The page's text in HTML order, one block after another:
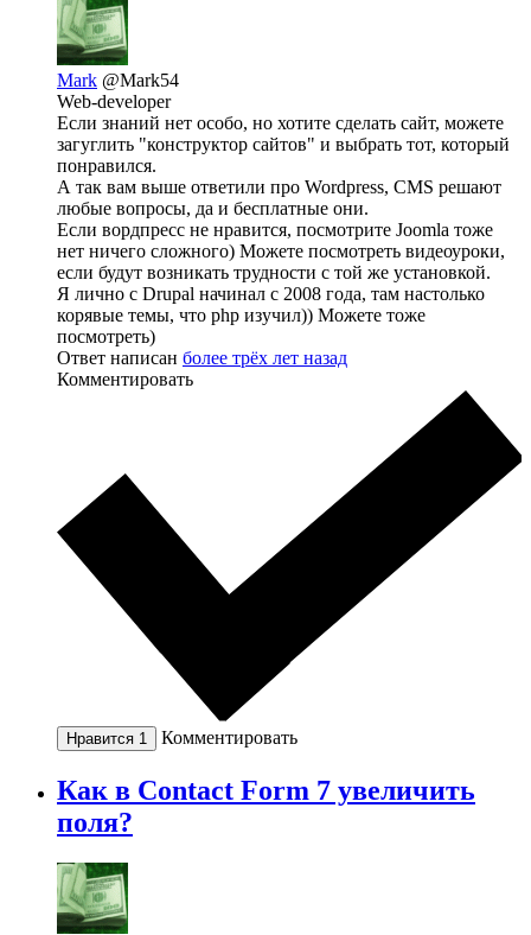
Mark @Mark54
Web-developer
Если знаний нет особо, но хотите сделать сайт, можете
загуглить "конструктор сайтов" и выбрать тот, который
понравился.
А так вам выше ответили про Wordpress, CMS решают
любые вопросы, да и бесплатные они.
Если вордпресс не нравится, посмотрите Joomla тоже
нет ничего сложного) Можете посмотреть видеоуроки,
если будут возникать трудности с той же установкой.
Я лично с Drupal начинал с 2008 года, там настолько
корявые темы, что php изучил)) Можете тоже
посмотреть)
Ответ написан более трёх лет назад
Комментировать
Нравится 1 Комментировать
Как в Contact Form 7 увеличить
поля?